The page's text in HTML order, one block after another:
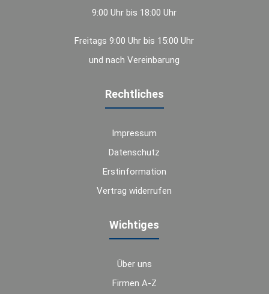
9:00 Uhr bis 18:00 Uhr
Freitags 9:00 Uhr bis 15:00 Uhr
und nach Vereinbarung
Rechtliches
Impressum
Datenschutz
Erstinformation
Vertrag widerrufen
Wichtiges
Über uns
Firmen A-Z